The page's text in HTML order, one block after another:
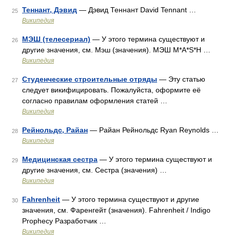
25 Теннант, Дэвид — Дэвид Теннант David Tennant …
Википедия
26 МЭШ (телесериал) — У этого термина существуют и
другие значения, см. Мэш (значения). МЭШ M*A*S*H …
Википедия
27 Студенческие строительные отряды — Эту статью
следует викифицировать. Пожалуйста, оформите её
согласно правилам оформления статей …
Википедия
28 Рейнольдс, Райан — Райан Рейнольдс Ryan Reynolds …
Википедия
29 Медицинская сестра — У этого термина существуют и
другие значения, см. Сестра (значения) …
Википедия
30 Fahrenheit — У этого термина существуют и другие
значения, см. Фаренгейт (значения). Fahrenheit / Indigo
Prophecy Разработчик …
Википедия